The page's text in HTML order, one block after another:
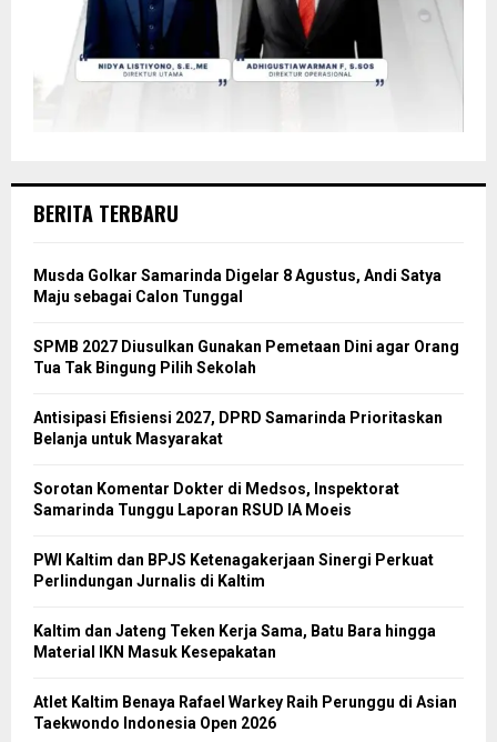
BERITA TERBARU
Musda Golkar Samarinda Digelar 8 Agustus, Andi Satya
Maju sebagai Calon Tunggal
SPMB 2027 Diusulkan Gunakan Pemetaan Dini agar Orang
Tua Tak Bingung Pilih Sekolah
Antisipasi Efisiensi 2027, DPRD Samarinda Prioritaskan
Belanja untuk Masyarakat
Sorotan Komentar Dokter di Medsos, Inspektorat
Samarinda Tunggu Laporan RSUD IA Moeis
PWI Kaltim dan BPJS Ketenagakerjaan Sinergi Perkuat
Perlindungan Jurnalis di Kaltim
Kaltim dan Jateng Teken Kerja Sama, Batu Bara hingga
Material IKN Masuk Kesepakatan
Atlet Kaltim Benaya Rafael Warkey Raih Perunggu di Asian
Taekwondo Indonesia Open 2026